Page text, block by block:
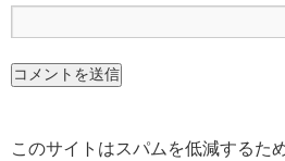
このサイトはスパムを低減するた